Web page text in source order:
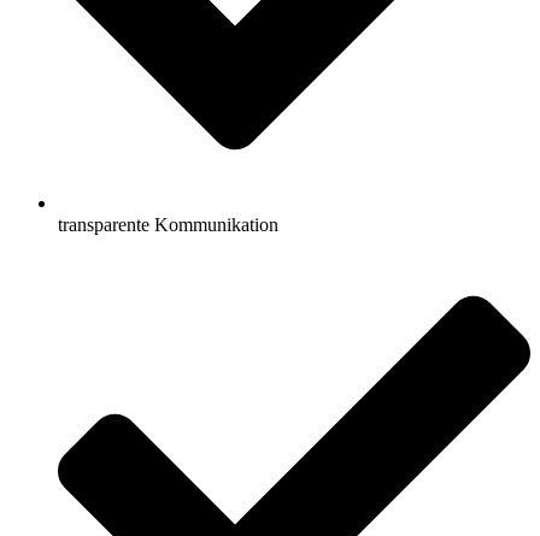
transparente Kommunikation